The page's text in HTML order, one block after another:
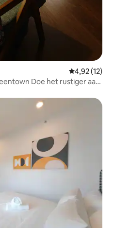
Gemiddelde
4,92 (12)
Doe het rustiger aan